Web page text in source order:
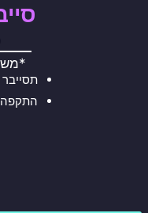
תסייבר
התקפה